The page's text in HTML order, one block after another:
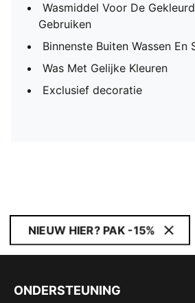
Wasmiddel Voor De
Gebruiken
Binnenste Buiten Wassen En
Was Met Gelijke Kleuren
Exclusief decoratie
NIEUW HIER? PAK -15%
ONDERSTEUNING